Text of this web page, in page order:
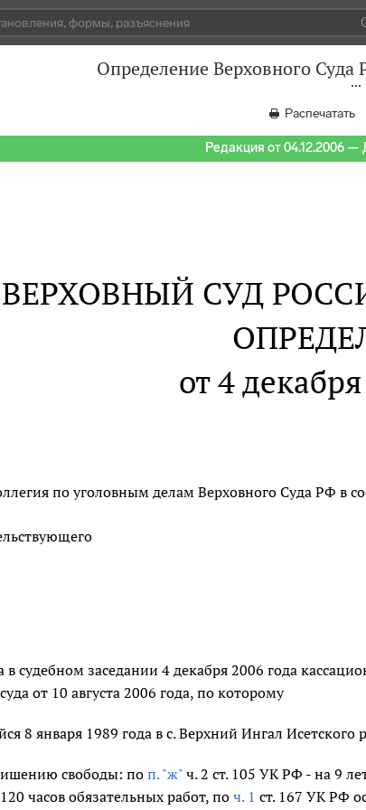
Определение Верховного
Распечатать
Редакция от 04.12.2006 —
ВЕРХОВНЫЙ СУД
от 4
по уголовным делам Верховного Суда РФ в
в судебном заседании 4 декабря 2006 года
от 10 августа 2006 года, по которому
8 января 1989 года в с. Верхний Ингал
свободы: поп. "ж"ч. 2 ст. 105 УК РФ - на 9
часов обязательных работ, по ч. 1 ст. 167 УК РФ